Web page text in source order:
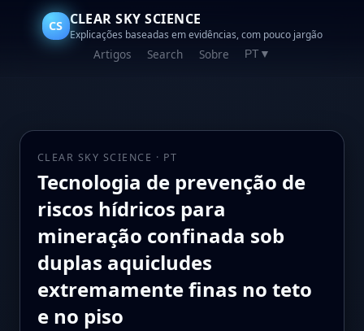
CS CLEAR SKY SCIENCE
Explicações baseadas em evidências, com pouco jargão
Artigos Search Sobre PT ▼
CLEAR SKY SCIENCE · PT
Tecnologia de prevenção de
riscos hídricos para
mineração confinada sob
duplas aquicludes
extremamente finas no teto
e no piso